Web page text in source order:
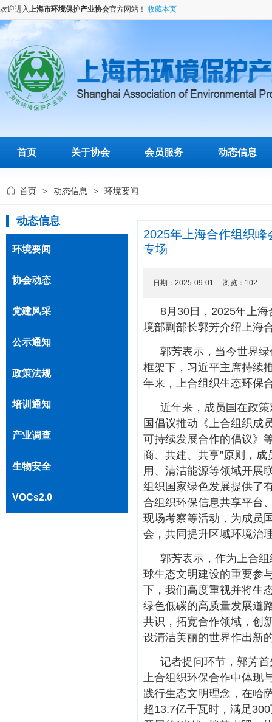
欢迎进入上海市环境保护产业协会官方网站！ 收藏本页
首页 关于协会 会员服务 动态信息
首页 > 动态信息 > 环境要闻
动态信息
环境要闻
协会动态
党建风采
公示通知
政策法规
培训通知
产业调查
生物安全
VOCs2.0
2025年上海合作组织
专场
日期：2025-09-01 浏览： 102
8月30日，2025年上
境部副部长郭芳介绍上海
郭芳表示，当今世界
框架下，习近平主席持续
年来，上合组织生态环保
近年来，成员国在政
国倡议推动《上合组织成
可持续发展合作的倡议》
商、共建、共享”原则，
用、清洁能源等领域开展
组织国家绿色发展提供了
合组织环保信息共享平台
现场考察等活动，为成员
会，共同提升区域环境治
郭芳表示，作为上合
球生态文明建设的重要参
下，我们高度重视并将生
绿色低碳的高质量发展道
共识，拓宽合作领域，创
设清洁美丽的世界作出新
记者提问环节，郭芳首
上合组织环保合作中体现
践行生态文明理念，在哈
超13.7亿千瓦时，满足